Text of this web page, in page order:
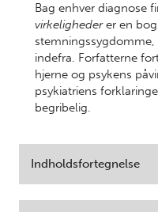
Bag enhver diagnose
virkelighederer en
stemningssygdomme,
indefra. Forfatterne
hjerne og psykens
psykiatriens
begribelig.
Indholdsfortegnelse